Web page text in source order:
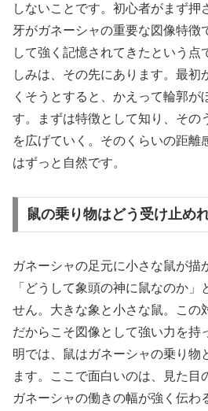
しないことです。初心者がまず押
牙がガネーシャの重要な図像特徴
して強く記憶されてきたという点
しみは、その先にあります。最初
くそうとすると、かえって輪郭が
す。まずは特徴として知り、その
を広げていく。そのくらいの距離
はずっと自然です。
鼠の乗り物はどう受け止め
ガネーシャの足元に小さな鼠が描
「どうして象頭の神に鼠なのか」
せん。大きな象と小さな鼠。この
だからこそ図像として強い力を持
明では、鼠はガネーシャの乗り物
ます。ここで面白いのは、見た目
ガネーシャの働きの幅が強く伝わ